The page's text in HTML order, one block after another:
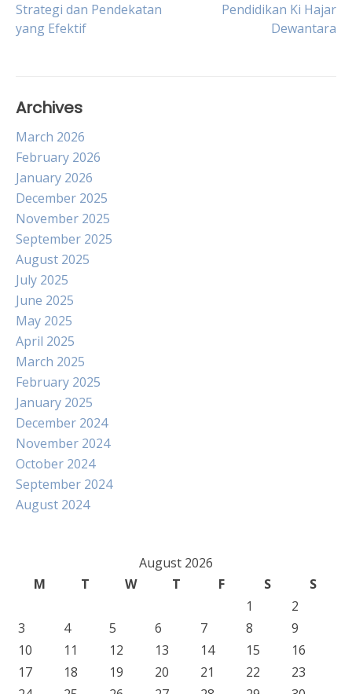
navigation
Strategi dan Pendekatan
yang Efektif
Pendidikan Ki Hajar
Dewantara
Archives
March 2026
February 2026
January 2026
December 2025
November 2025
September 2025
August 2025
July 2025
June 2025
May 2025
April 2025
March 2025
February 2025
January 2025
December 2024
November 2024
October 2024
September 2024
August 2024
August 2026
M
T W T F S
S
1
2
3
4 5 6 7 8
9
10
11 12 13 14 15
16
17
18 19 20 21 22
23